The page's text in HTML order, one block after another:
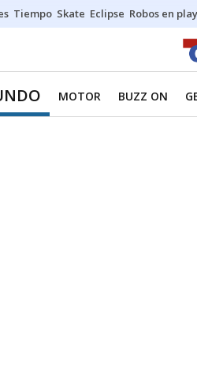
Tiempo Skate Eclipse Robos en
MOTOR BUZZ ON